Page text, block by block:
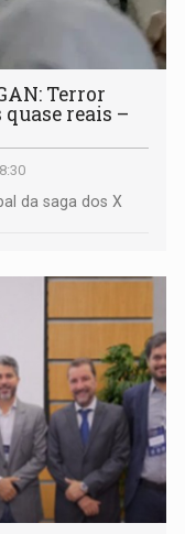
Terror
reais –
da saga dos X